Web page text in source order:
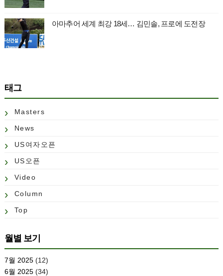
아마추어 세계 최강 18세… 김민솔, 프로에 도전장
태그
Masters
News
US여자오픈
US오픈
Video
Column
Top
월별 보기
7월 2025(12)
6월 2025(34)